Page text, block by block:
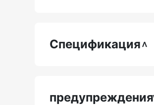
Спецификация
предупреждения